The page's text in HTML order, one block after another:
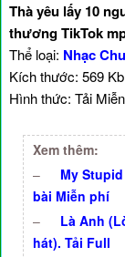
Thà yêu lấy 10
thương TikTok
Thể loại: Nhạc
Kích thước: 569 Kb
Hình thức: Tải
Xem thêm:
–
My
bài Miễn phí
–
Là Anh
hát). Tải Full